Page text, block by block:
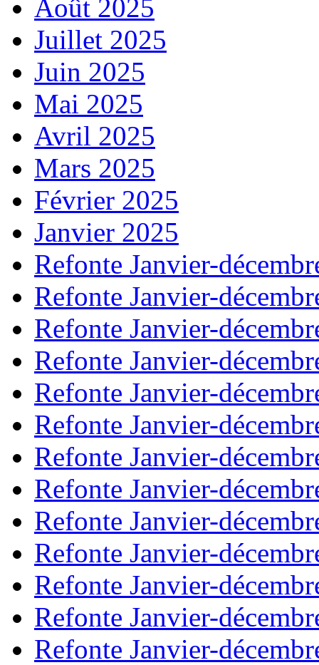
Août 2025
Juillet 2025
Juin 2025
Mai 2025
Avril 2025
Mars 2025
Février 2025
Janvier 2025
Refonte Janvier-
Refonte Janvier-
Refonte Janvier-
Refonte Janvier-
Refonte Janvier-
Refonte Janvier-
Refonte Janvier-
Refonte Janvier-
Refonte Janvier-
Refonte Janvier-
Refonte Janvier-
Refonte Janvier-
Refonte Janvier-